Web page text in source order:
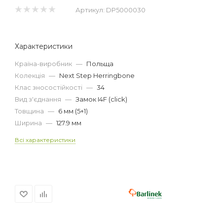
Артикул: DP5000030
Характеристики
Країна-виробник — Польща
Колекція — Next Step Herringbone
Клас зносостійкості — 34
Вид з'єднання — Замок I4F (click)
Товщина — 6 мм (5+1)
Ширина — 127.9 мм
Всі характеристики